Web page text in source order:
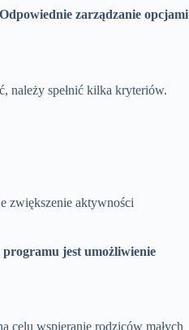
Odpowiednie zarządzanie opcjami
należy spełnić kilka kryteriów.
zwiększenie aktywności
programu jest umożliwienie
celu wspieranie rodziców małych